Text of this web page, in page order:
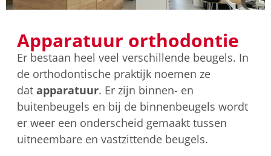
Apparatuur orthodontie
Er bestaan heel veel verschillende beugels. In
de orthodontische praktijk noemen ze
dat apparatuur. Er zijn binnen- en
buitenbeugels en bij de binnenbeugels wordt
er weer een onderscheid gemaakt tussen
uitneembare en vastzittende beugels.